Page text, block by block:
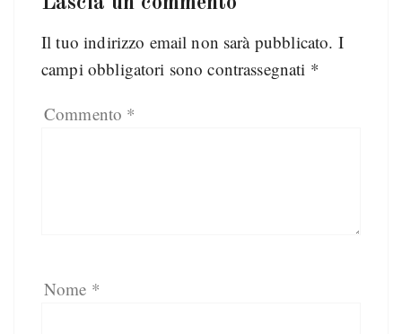
Il tuo indirizzo email non sarà pubblicato. I
campi obbligatori sono contrassegnati *
Commento *
Nome *